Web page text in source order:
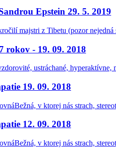
Epstein 29. 5. 2019
majstri z Tibetu (pozor nejedná
rokov - 19. 09. 2018
ustráchané, hyperaktívne,
19. 09. 2018
v ktorej nás strach,
12. 09. 2018
v ktorej nás strach,